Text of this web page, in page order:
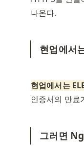
나온다.
현업에서
현업에서는
인증서의 만료
그러면